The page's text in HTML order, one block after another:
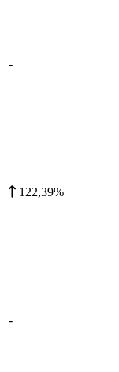
-
122,39%
-